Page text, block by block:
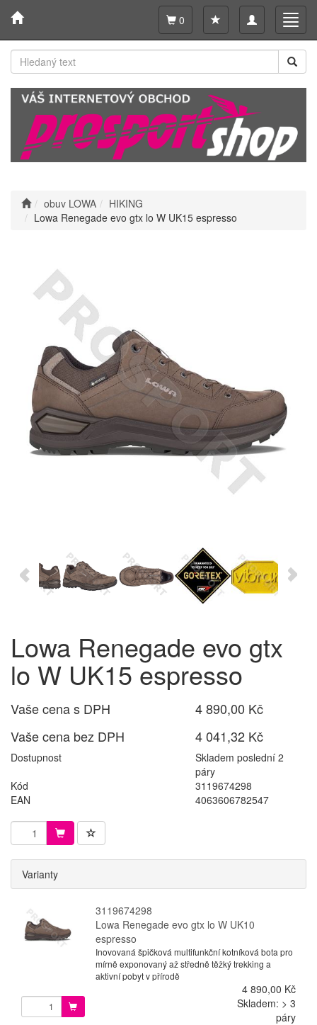
Toggle
navigation
0
obuv LOWA
HIKING
Lowa Renegade evo gtx lo W UK15 espresso
Lowa Renegade evo gtx
lo W UK15 espresso
Vaše cena s DPH
4 890,00 Kč
Vaše cena bez DPH
4 041,32 Kč
Dostupnost
Skladem poslední 2
páry
Kód
3119674298
EAN
4063606782547
Varianty
3119674298
Lowa Renegade evo gtx lo W UK10
espresso
Inovovaná špičková multifunkční kotníková bota pro
mírně exponovaný až středně těžký trekking a
aktivní pobyt v přírodě
4 890,00 Kč
Skladem: > 3
páry